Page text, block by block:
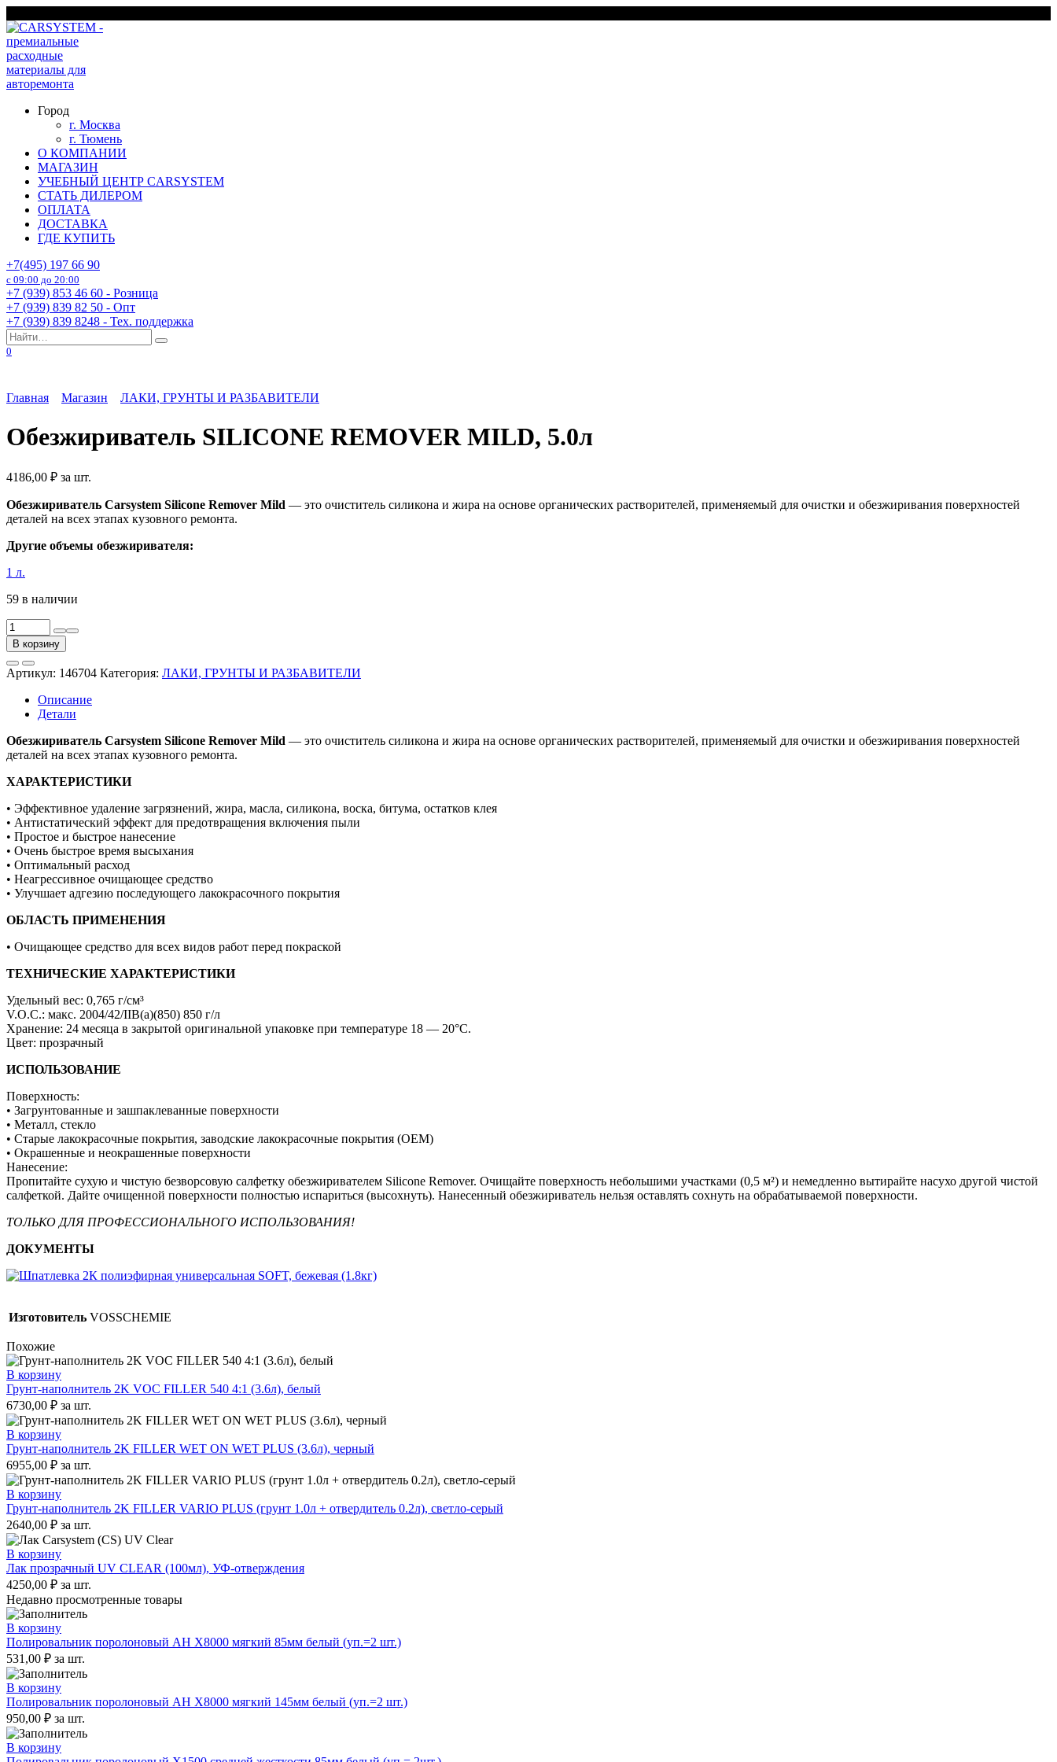
к
содержанию
Город
г. Москва
г. Тюмень
О КОМПАНИИ
МАГАЗИН
УЧЕБНЫЙ ЦЕНТР CARSYSTEM
СТАТЬ ДИЛЕРОМ
ОПЛАТА
ДОСТАВКА
ГДЕ КУПИТЬ
+7(495) 197 66 90
с 09:00 до 20:00
+7 (939) 853 46 60 - Розница
+7 (939) 839 82 50 - Опт
+7 (939) 839 8248 - Тех. поддержка
Search
for:
0
Главная Магазин ЛАКИ, ГРУНТЫ И РАЗБАВИТЕЛИ
Обезжириватель SILICONE REMOVER MILD, 5.0л
4186,00 ₽ за шт.
Обезжириватель Carsystem Silicone Remover Mild — это очиститель силикона и жира на основе органических растворителей, применяемый для очистки и обезжиривания поверхностей
деталей на всех этапах кузовного ремонта.
Другие объемы обезжиривателя:
1 л.
59 в наличии
Количество
товара
Обезжириватель
SILICONE
REMOVER
MILD,
5.0л
В корзину
Артикул: 146704 Категория: ЛАКИ, ГРУНТЫ И РАЗБАВИТЕЛИ
Описание
Детали
Обезжириватель Carsystem Silicone Remover Mild — это очиститель силикона и жира на основе органических растворителей, применяемый для очистки и обезжиривания поверхностей
деталей на всех этапах кузовного ремонта.
ХАРАКТЕРИСТИКИ
• Эффективное удаление загрязнений, жира, масла, силикона, воска, битума, остатков клея
• Антистатический эффект для предотвращения включения пыли
• Простое и быстрое нанесение
• Очень быстрое время высыхания
• Оптимальный расход
• Неагрессивное очищающее средство
• Улучшает адгезию последующего лакокрасочного покрытия
ОБЛАСТЬ ПРИМЕНЕНИЯ
• Очищающее средство для всех видов работ перед покраской
ТЕХНИЧЕСКИЕ ХАРАКТЕРИСТИКИ
Удельный вес: 0,765 г/см³
V.O.C.: макс. 2004/42/IIB(a)(850) 850 г/л
Хранение: 24 месяца в закрытой оригинальной упаковке при температуре 18 — 20°C.
Цвет: прозрачный
ИСПОЛЬЗОВАНИЕ
Поверхность:
• Загрунтованные и зашпаклеванные поверхности
• Металл, стекло
• Старые лакокрасочные покрытия, заводские лакокрасочные покрытия (OEM)
• Окрашенные и неокрашенные поверхности
Нанесение:
Пропитайте сухую и чистую безворсовую салфетку обезжиривателем Silicone Remover. Очищайте поверхность небольшими участками (0,5 м²) и немедленно вытирайте насухо другой чистой
салфеткой. Дайте очищенной поверхности полностью испариться (высохнуть). Нанесенный обезжириватель нельзя оставлять сохнуть на обрабатываемой поверхности.
ТОЛЬКО ДЛЯ ПРОФЕССИОНАЛЬНОГО ИСПОЛЬЗОВАНИЯ!
ДОКУМЕНТЫ
Изготовитель VOSSCHEMIE
Похожие
В корзину
Грунт-наполнитель 2K VOC FILLER 540 4:1 (3.6л), белый
6730,00 ₽ за шт.
В корзину
Грунт-наполнитель 2K FILLER WET ON WET PLUS (3.6л), черный
6955,00 ₽ за шт.
В корзину
Грунт-наполнитель 2K FILLER VARIO PLUS (грунт 1.0л + отвердитель 0.2л), светло-серый
2640,00 ₽ за шт.
В корзину
Лак прозрачный UV CLEAR (100мл), УФ-отверждения
4250,00 ₽ за шт.
Недавно просмотренные товары
В корзину
Полировальник поролоновый AH X8000 мягкий 85мм белый (уп.=2 шт.)
531,00 ₽ за шт.
В корзину
Полировальник поролоновый AH X8000 мягкий 145мм белый (уп.=2 шт.)
950,00 ₽ за шт.
В корзину